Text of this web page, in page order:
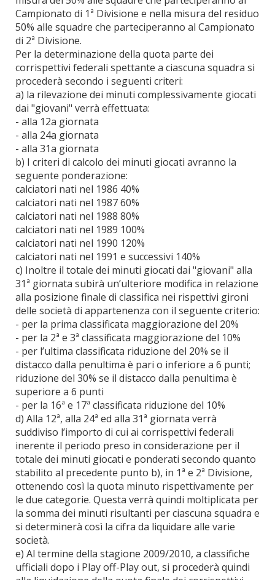
Campionato di 1ª Divisione e nella misura del residuo
50% alle squadre che parteciperanno al Campionato
di 2ª Divisione.
Per la determinazione della quota parte dei
corrispettivi federali spettante a ciascuna squadra si
procederà secondo i seguenti criteri:
a) la rilevazione dei minuti complessivamente giocati
dai "giovani" verrà effettuata:
- alla 12a giornata
- alla 24a giornata
- alla 31a giornata
b) I criteri di calcolo dei minuti giocati avranno la
seguente ponderazione:
calciatori nati nel 1986 40%
calciatori nati nel 1987 60%
calciatori nati nel 1988 80%
calciatori nati nel 1989 100%
calciatori nati nel 1990 120%
calciatori nati nel 1991 e successivi 140%
c) Inoltre il totale dei minuti giocati dai "giovani" alla
31ª giornata subirà un’ulteriore modifica in relazione
alla posizione finale di classifica nei rispettivi gironi
delle società di appartenenza con il seguente criterio:
- per la prima classificata maggiorazione del 20%
- per la 2ª e 3ª classificata maggiorazione del 10%
- per l’ultima classificata riduzione del 20% se il
distacco dalla penultima è pari o inferiore a 6 punti;
riduzione del 30% se il distacco dalla penultima è
superiore a 6 punti
- per la 16ª e 17ª classificata riduzione del 10%
d) Alla 12ª, alla 24ª ed alla 31ª giornata verrà
suddiviso l’importo di cui ai corrispettivi federali
inerente il periodo preso in considerazione per il
totale dei minuti giocati e ponderati secondo quanto
stabilito al precedente punto b), in 1ª e 2ª Divisione,
ottenendo così la quota minuto rispettivamente per
le due categorie. Questa verrà quindi moltiplicata per
la somma dei minuti risultanti per ciascuna squadra e
si determinerà così la cifra da liquidare alle varie
società.
e) Al termine della stagione 2009/2010, a classifiche
ufficiali dopo i Play off-Play out, si procederà quindi